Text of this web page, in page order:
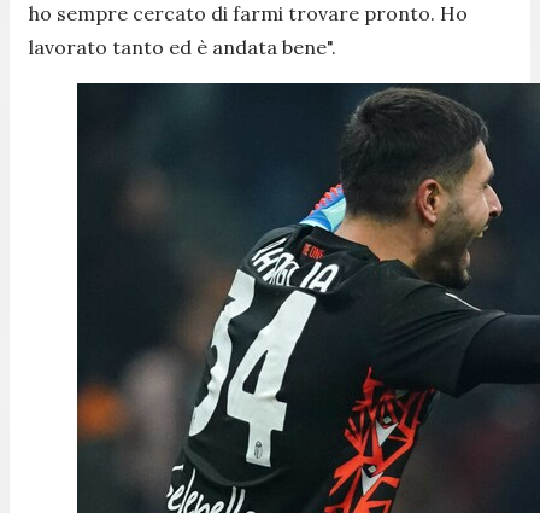
ho sempre cercato di farmi trovare pronto. Ho
lavorato tanto ed è andata bene".